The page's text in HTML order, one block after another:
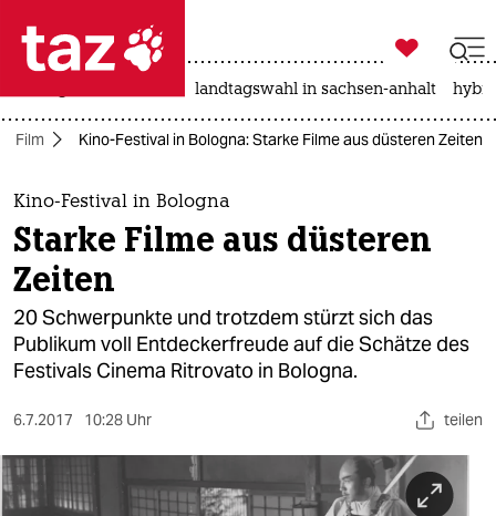
 taz zahl ich
taz zahl ich
themen
politik
öko
gesellschaft
sport
berlin

taz zahl ich
landtagswahl in sachsen-anhalt
Film Kino-Festival in Bologna: Starke Filme aus düsteren Zeiten
Kino-Festival in Bologna
Starke Filme aus düsteren
Zeiten
20 Schwerpunkte und trotzdem stürzt sich das
Publikum voll Entdeckerfreude auf die Schätze des
Festivals Cinema Ritrovato in Bologna.
6.7.2017 10:28 Uhr teilen